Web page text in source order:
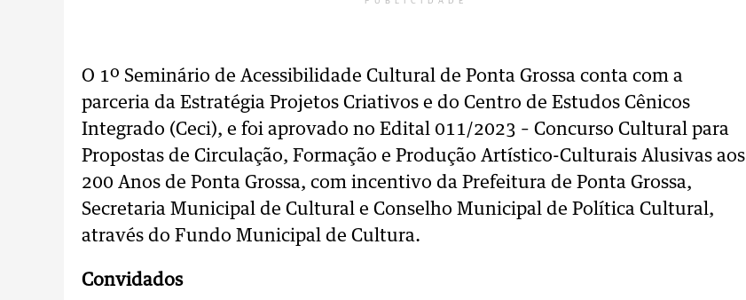
O 1º Seminário de Acessibilidade Cultural de Ponta Grossa conta com a
parceria da Estratégia Projetos Criativos e do Centro de Estudos Cênicos
Integrado (Ceci), e foi aprovado no Edital 011/2023 – Concurso Cultural para
Propostas de Circulação, Formação e Produção Artístico-Culturais Alusivas aos
200 Anos de Ponta Grossa, com incentivo da Prefeitura de Ponta Grossa,
Secretaria Municipal de Cultural e Conselho Municipal de Política Cultural,
através do Fundo Municipal de Cultura.
Convidados